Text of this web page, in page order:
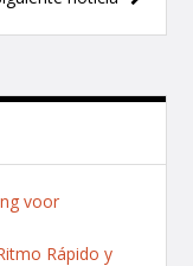
voor
Rápido y